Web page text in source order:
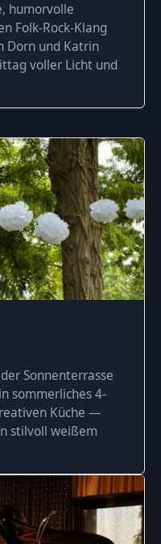
humorvolle
Folk-Rock-Klang
Dorn und Katrin
voller Licht und
Sonnenterrasse
sommerliches 4-
Küche —
stilvoll weißem